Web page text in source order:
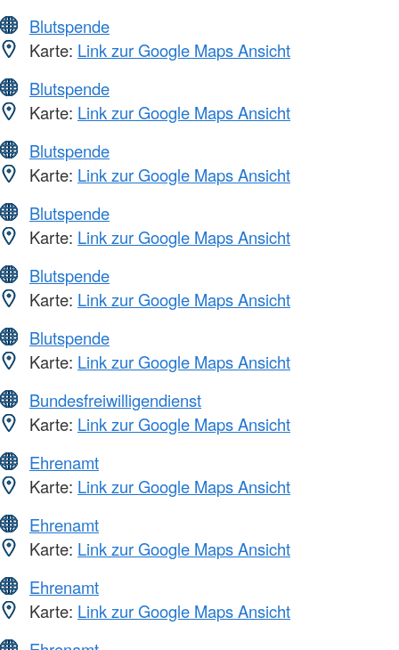
Blutspende
Karte: Link zur Google Maps Ansicht
Blutspende
Karte: Link zur Google Maps Ansicht
Blutspende
Karte: Link zur Google Maps Ansicht
Blutspende
Karte: Link zur Google Maps Ansicht
Blutspende
Karte: Link zur Google Maps Ansicht
Blutspende
Karte: Link zur Google Maps Ansicht
Bundesfreiwilligendienst
Karte: Link zur Google Maps Ansicht
Ehrenamt
Karte: Link zur Google Maps Ansicht
Ehrenamt
Karte: Link zur Google Maps Ansicht
Ehrenamt
Karte: Link zur Google Maps Ansicht